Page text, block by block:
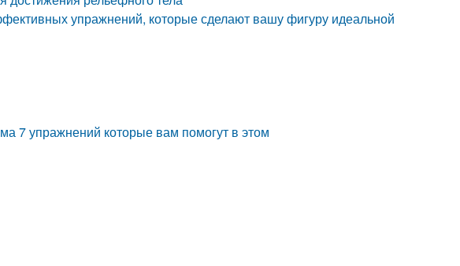
упражнений, которые сделают вашу фигуру идеальной
7 упражнений которые вам помогут в этом